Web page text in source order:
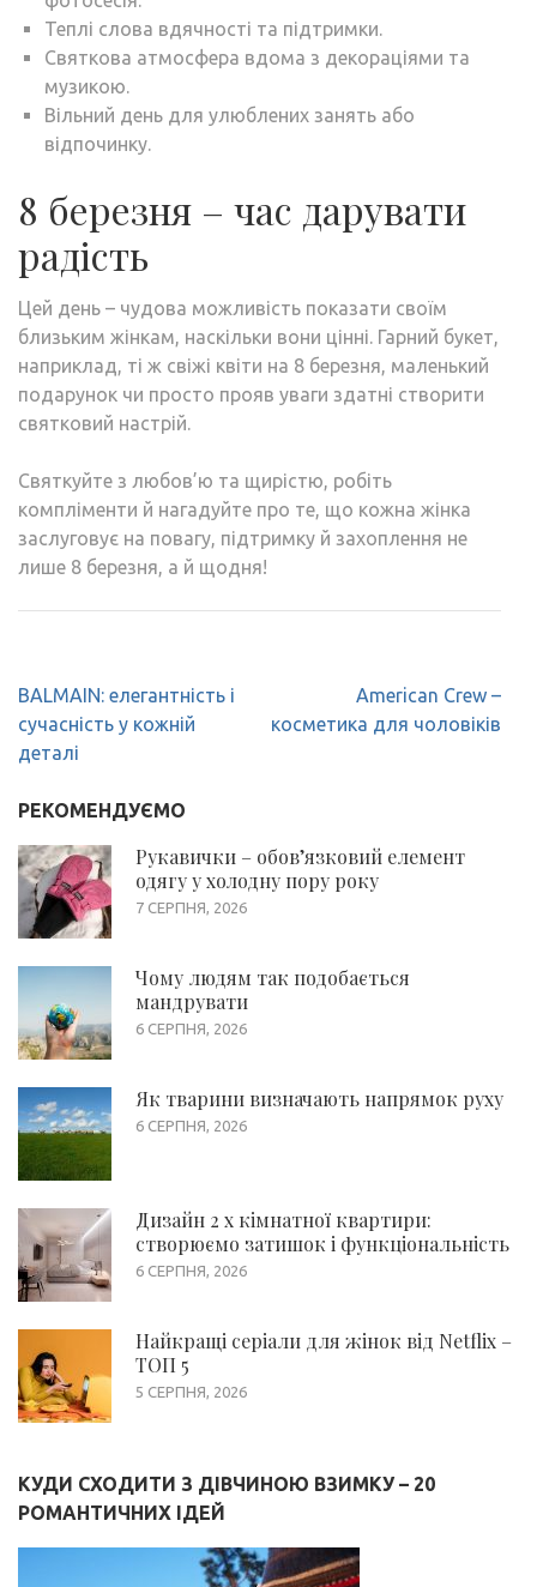
Теплі слова вдячності та підтримки.
Святкова атмосфера вдома з декораціями та
музикою.
Вільний день для улюблених занять або
відпочинку.
8 березня – час дарувати
радість
Цей день – чудова можливість показати своїм
близьким жінкам, наскільки вони цінні. Гарний букет,
наприклад, ті ж свіжі квіти на 8 березня, маленький
подарунок чи просто прояв уваги здатні створити
святковий настрій.
Святкуйте з любов’ю та щирістю, робіть
компліменти й нагадуйте про те, що кожна жінка
заслуговує на повагу, підтримку й захоплення не
лише 8 березня, а й щодня!
Навігація
записів
BALMAIN: елегантність і
сучасність у кожній
деталі
American Crew –
косметика для чоловіків
РЕКОМЕНДУЄМО
Рукавички – обов’язковий елемент
одягу у холодну пору року
7 СЕРПНЯ, 2026
Чому людям так подобається
мандрувати
6 СЕРПНЯ, 2026
Як тварини визначають напрямок руху
6 СЕРПНЯ, 2026
Дизайн 2 х кімнатної квартири:
створюємо затишок і функціональність
6 СЕРПНЯ, 2026
Найкращі серіали для жінок від Netflix –
ТОП 5
5 СЕРПНЯ, 2026
КУДИ СХОДИТИ З ДІВЧИНОЮ ВЗИМКУ – 20
РОМАНТИЧНИХ ІДЕЙ